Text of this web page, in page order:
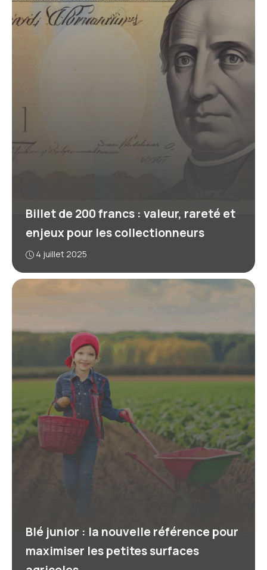
Billet de 200 francs : valeur, rareté et
enjeux pour les collectionneurs
4 juillet 2025
Blé junior : la nouvelle référence pour
maximiser les petites surfaces